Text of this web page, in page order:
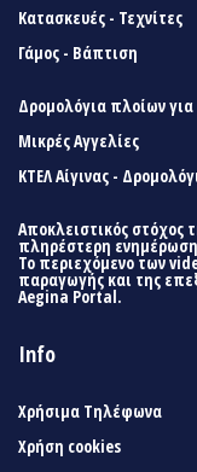
Κατασκευές - Τεχνίτες
Γάμος - Βάπτιση
Δρομολόγια πλοίων για
Μικρές Αγγελίες
ΚΤΕΛ Αίγινας -
Αποκλειστικός στόχος
πληρέστερη ενημέρωση
Το περιεχόμενο των
παραγωγής και της
Aegina Portal.
Info
Χρήσιμα Τηλέφωνα
Χρήση cookies